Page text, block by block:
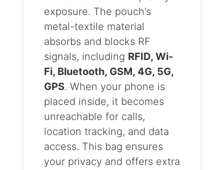
exposure. The pouch’s
metal-textile material
absorbs and blocks RF
signals, including RFID, Wi-
Fi, Bluetooth, GSM, 4G, 5G,
GPS. When your phone is
placed inside, it becomes
unreachable for calls,
location tracking, and data
access. This bag ensures
your privacy and offers extra